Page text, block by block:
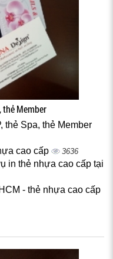
thẻ Member
thẻ Spa, thẻ Member
cao cấp 3636
in thẻ nhựa cao cấp tại
- thẻ nhựa cao cấp